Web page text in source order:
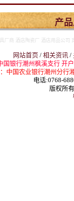
产
厂商 酒店陶瓷厂 酒店用品公
网站首页/ 相关资讯/
国银行潮州枫溪支行 开
中国农业银行潮州分行
电话:0768-
版权所